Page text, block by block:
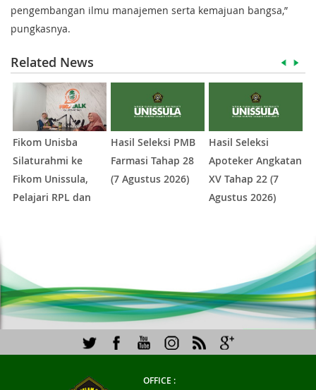
pengembangan ilmu manajemen serta kemajuan bangsa,”
pungkasnya.
Related News
Fikom Unisba
Silaturahmi ke
Fikom Unissula,
Pelajari RPL dan
Hasil Seleksi PMB
Farmasi Tahap 28
(7 Agustus 2026)
Hasil Seleksi
Apoteker Angkatan
XV Tahap 22 (7
Agustus 2026)
OFFICE :